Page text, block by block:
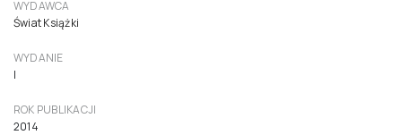
WYDAWCA
Świat Książki
WYDANIE
I
ROK PUBLIKACJI
2014